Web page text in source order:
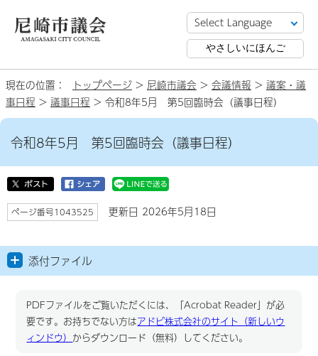
やさしいにほんご
現在の位置： トップページ > 尼崎市議会 > 会議情報 > 議案・議
事日程 > 議事日程 > 令和8年5月 第5回臨時会（議事日程）
令和8年5月 第5回臨時会（議事日程）
ページ番号1043525 更新日 2026年5月18日
添付ファイル
PDFファイルをご覧いただくには、「Acrobat Reader」が必
要です。お持ちでない方はアドビ株式会社のサイト（新しいウ
ィンドウ） からダウンロード（無料）してください。